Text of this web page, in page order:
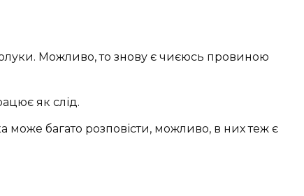
Можливо, то знову є чиєюсь провиною
як слід.
може багато розповісти, можливо, в них теж є